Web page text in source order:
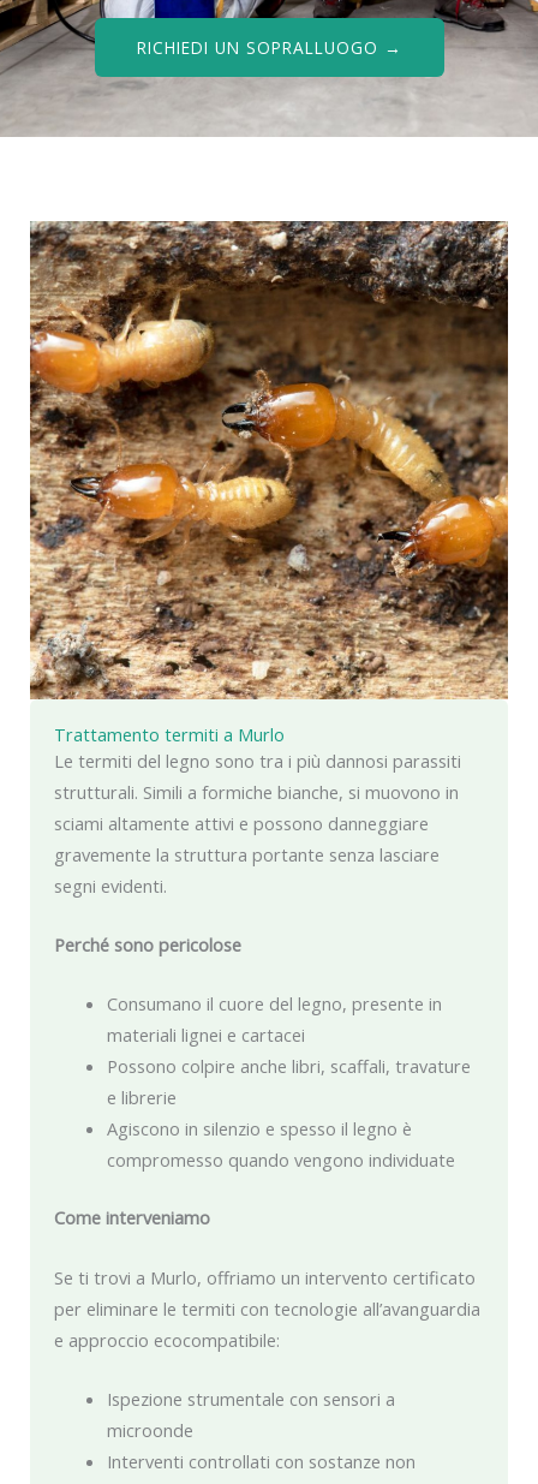
RICHIEDI UN SOPRALLUOGO →
Trattamento termiti a Murlo
Le termiti del legno sono tra i più dannosi parassiti
strutturali. Simili a formiche bianche, si muovono in
sciami altamente attivi e possono danneggiare
gravemente la struttura portante senza lasciare
segni evidenti.
Perché sono pericolose
Consumano il cuore del legno, presente in
materiali lignei e cartacei
Possono colpire anche libri, scaffali, travature
e librerie
Agiscono in silenzio e spesso il legno è
compromesso quando vengono individuate
Come interveniamo
Se ti trovi a Murlo, offriamo un intervento certificato
per eliminare le termiti con tecnologie all’avanguardia
e approccio ecocompatibile:
Ispezione strumentale con sensori a
microonde
Interventi controllati con sostanze non